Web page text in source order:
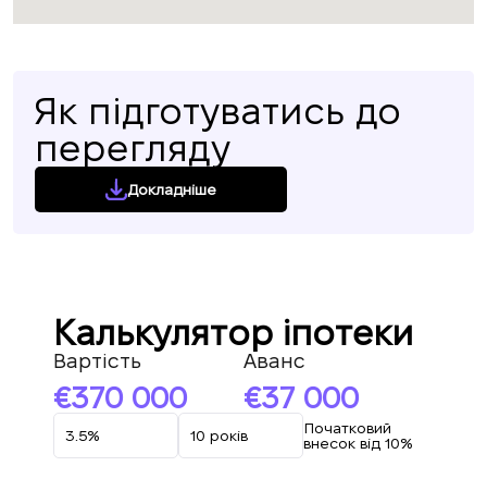
Як підготуватись до
перегляду
Докладніше
Калькулятор іпотеки
Вартість
370 000
Аванс
37 000
Початковий
внесок від 10%